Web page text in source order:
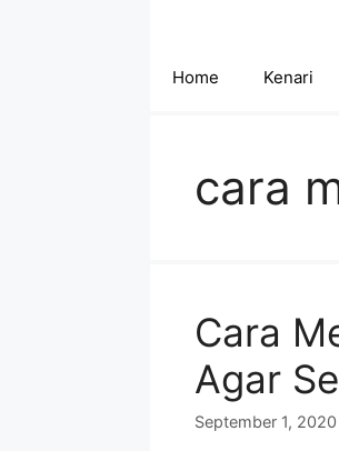
Home Kenari
cara
Cara
Agar
September 1, 2020